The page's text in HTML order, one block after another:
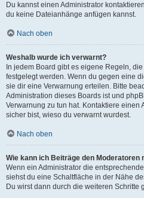
Du kannst einen Administrator
du keine Dateianhänge anfügen kannst.
Nach oben
Weshalb wurde ich verwarnt?
In jedem Board gibt es eigene Regeln,
festgelegt werden. Wenn du gegen eine
sie dir eine Verwarnung erteilen. Bitte
Administration dieses Boards ist und
Verwarnung zu tun hat. Kontaktiere einen
sicher bist, wieso du verwarnt wurdest.
Nach oben
Wie kann ich Beiträge den Moderatoren
Wenn ein Administrator die
siehst du eine Schaltfläche in der Nähe
Du wirst dann durch die weiteren Schritte